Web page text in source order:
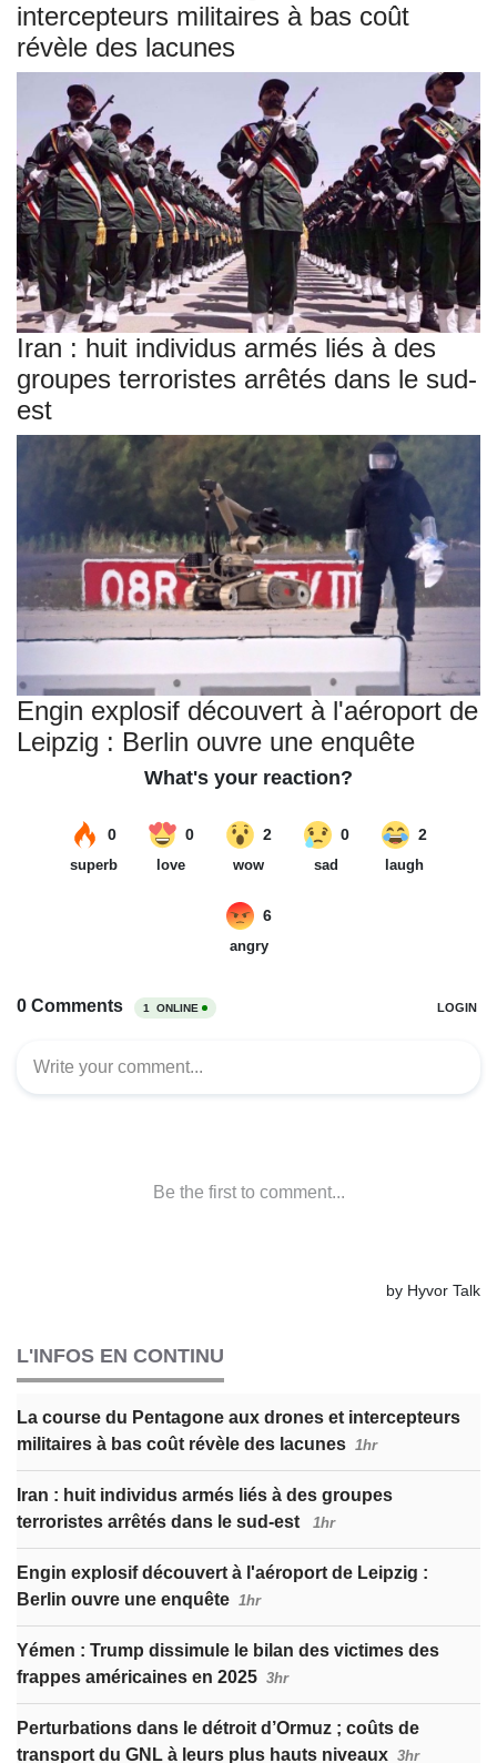
intercepteurs militaires à bas coût
révèle des lacunes
Iran : huit individus armés liés à des
groupes terroristes arrêtés dans le sud-
est
Engin explosif découvert à l'aéroport de
Leipzig : Berlin ouvre une enquête
L'INFOS EN CONTINU
La course du Pentagone aux drones et intercepteurs
militaires à bas coût révèle des lacunes 1hr
Iran : huit individus armés liés à des groupes
terroristes arrêtés dans le sud-est
1hr
Engin explosif découvert à l'aéroport de Leipzig :
Berlin ouvre une enquête 1hr
Yémen : Trump dissimule le bilan des victimes des
frappes américaines en 2025 3hr
Perturbations dans le détroit d’Ormuz ; coûts de
transport du GNL à leurs plus hauts niveaux 3hr